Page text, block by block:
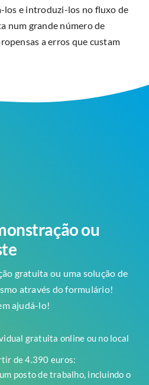
e introduzi-los no fluxo de
num grande número de
a erros que custam
ou
gratuita ou uma solução de
através do formulário!
ajudá-lo!
gratuita online ou no local
de 4.390 euros:
posto de trabalho, incluindo o